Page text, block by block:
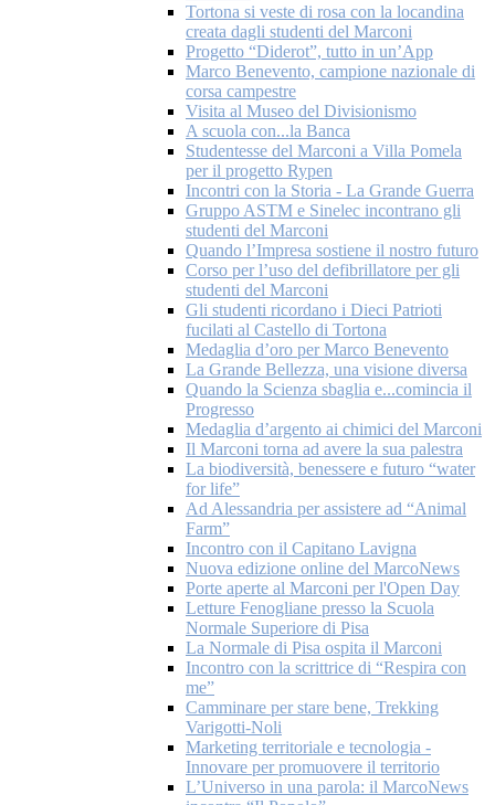
Tortona si veste di rosa con la locandina
creata dagli studenti del Marconi
Progetto “Diderot”, tutto in un’App
Marco Benevento, campione nazionale di
corsa campestre
Visita al Museo del Divisionismo
A scuola con...la Banca
Studentesse del Marconi a Villa Pomela
per il progetto Rypen
Incontri con la Storia - La Grande Guerra
Gruppo ASTM e Sinelec incontrano gli
studenti del Marconi
Quando l’Impresa sostiene il nostro futuro
Corso per l’uso del defibrillatore per gli
studenti del Marconi
Gli studenti ricordano i Dieci Patrioti
fucilati al Castello di Tortona
Medaglia d’oro per Marco Benevento
La Grande Bellezza, una visione diversa
Quando la Scienza sbaglia e...comincia il
Progresso
Medaglia d’argento ai chimici del Marconi
Il Marconi torna ad avere la sua palestra
La biodiversità, benessere e futuro “water
for life”
Ad Alessandria per assistere ad “Animal
Farm”
Incontro con il Capitano Lavigna
Nuova edizione online del MarcoNews
Porte aperte al Marconi per l'Open Day
Letture Fenogliane presso la Scuola
Normale Superiore di Pisa
La Normale di Pisa ospita il Marconi
Incontro con la scrittrice di “Respira con
me”
Camminare per stare bene, Trekking
Varigotti-Noli
Marketing territoriale e tecnologia -
Innovare per promuovere il territorio
L’Universo in una parola: il MarcoNews